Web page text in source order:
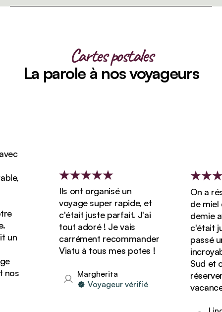
Cartes postales
La parole à nos voyageurs
Ils ont organisé un
voyage super rapide, et
c'était juste parfait. J'ai
tout adoré ! Je vais
carrément recommander
Viatu à tous mes potes !
Margherita
Voyageur vérifié
On a
de miel
demie
c'était
passé un
Sud et
réserver